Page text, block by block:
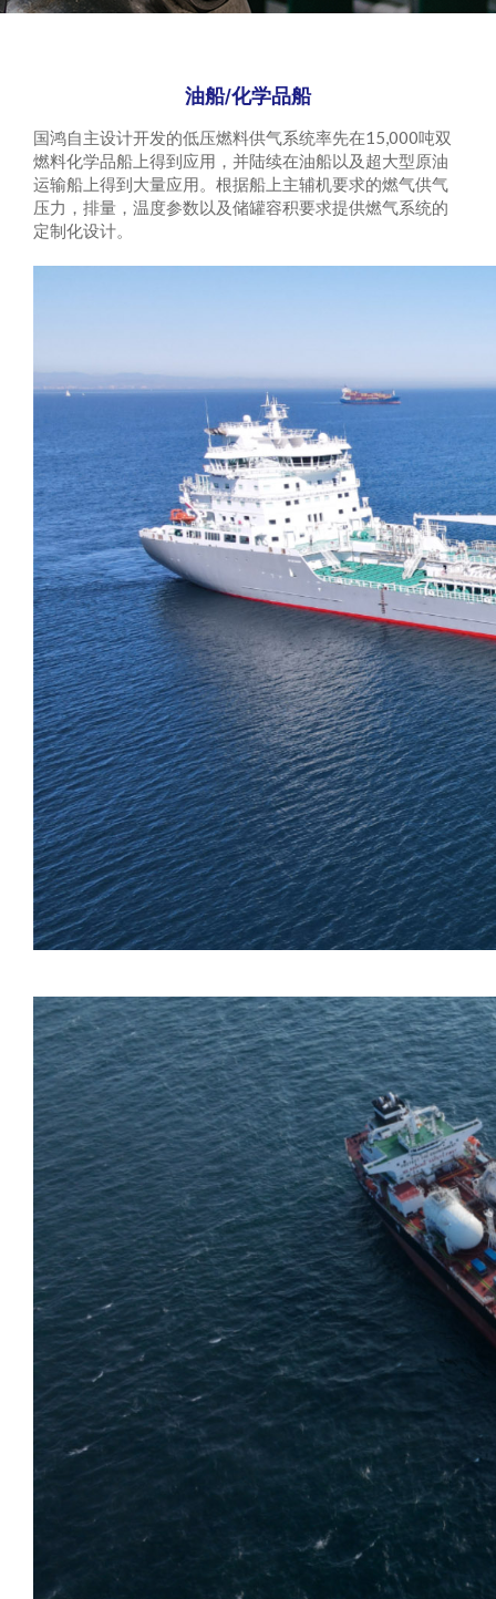
油船/化学品船
国鸿自主设计开发的低压燃料供气系统率先在15,000吨双
燃料化学品船上得到应用，并陆续在油船以及超大型原油
运输船上得到大量应用。根据船上主辅机要求的燃气供气
压力，排量，温度参数以及储罐容积要求提供燃气系统的
定制化设计。